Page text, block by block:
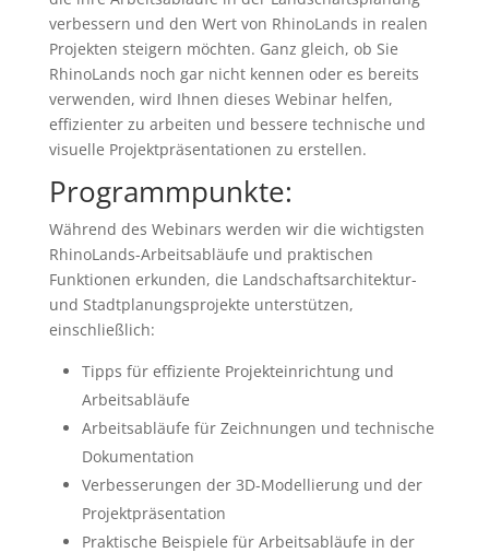
verbessern und den Wert von RhinoLands in realen
Projekten steigern möchten. Ganz gleich, ob Sie
RhinoLands noch gar nicht kennen oder es bereits
verwenden, wird Ihnen dieses Webinar helfen,
effizienter zu arbeiten und bessere technische und
visuelle Projektpräsentationen zu erstellen.
Programmpunkte:
Während des Webinars werden wir die wichtigsten
RhinoLands-Arbeitsabläufe und praktischen
Funktionen erkunden, die Landschaftsarchitektur-
und Stadtplanungsprojekte unterstützen,
einschließlich:
Tipps für effiziente Projekteinrichtung und
Arbeitsabläufe
Arbeitsabläufe für Zeichnungen und technische
Dokumentation
Verbesserungen der 3D-Modellierung und der
Projektpräsentation
Praktische Beispiele für Arbeitsabläufe in der